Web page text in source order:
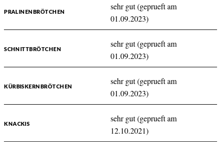
PRALINENBRÖTCHEN
sehr gut (geprueft am
01.09.2023)
SCHNITTBRÖTCHEN
sehr gut (geprueft am
01.09.2023)
KÜRBISKERNBRÖTCHEN
sehr gut (geprueft am
01.09.2023)
KNACKIS
sehr gut (geprueft am
12.10.2021)